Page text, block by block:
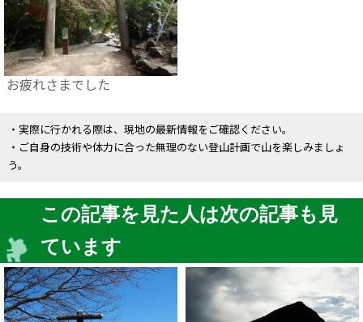
お疲れさまでした
・実際に行かれる際は、現地の最新情報をご確認ください。
・ご自身の技術や体力に合った無理のない登山計画で山を楽しみましょ
う。
この記事を見た人は次の記事も見
ています